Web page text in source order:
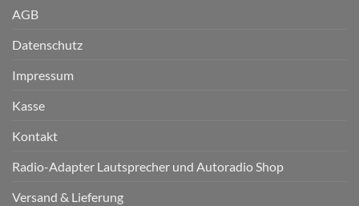
AGB
Datenschutz
Impressum
Kasse
Kontakt
Radio-Adapter Lautsprecher und Autoradio Shop
Versand & Lieferung